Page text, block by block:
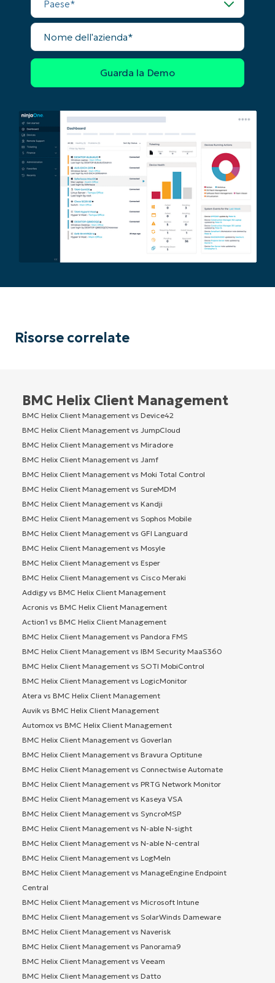
Nome
dell'azienda
Risorse correlate
BMC Helix Client Management
BMC Helix Client Management vs Device42
BMC Helix Client Management vs JumpCloud
BMC Helix Client Management vs Miradore
BMC Helix Client Management vs Jamf
BMC Helix Client Management vs Moki Total Control
BMC Helix Client Management vs SureMDM
BMC Helix Client Management vs Kandji
BMC Helix Client Management vs Sophos Mobile
BMC Helix Client Management vs GFI Languard
BMC Helix Client Management vs Mosyle
BMC Helix Client Management vs Esper
BMC Helix Client Management vs Cisco Meraki
Addigy vs BMC Helix Client Management
Acronis vs BMC Helix Client Management
Action1 vs BMC Helix Client Management
BMC Helix Client Management vs Pandora FMS
BMC Helix Client Management vs IBM Security MaaS360
BMC Helix Client Management vs SOTI MobiControl
BMC Helix Client Management vs LogicMonitor
Atera vs BMC Helix Client Management
Auvik vs BMC Helix Client Management
Automox vs BMC Helix Client Management
BMC Helix Client Management vs Goverlan
BMC Helix Client Management vs Bravura Optitune
BMC Helix Client Management vs Connectwise Automate
BMC Helix Client Management vs PRTG Network Monitor
BMC Helix Client Management vs Kaseya VSA
BMC Helix Client Management vs SyncroMSP
BMC Helix Client Management vs N-able N-sight
BMC Helix Client Management vs N-able N-central
BMC Helix Client Management vs LogMeIn
BMC Helix Client Management vs ManageEngine Endpoint
Central
BMC Helix Client Management vs Microsoft Intune
BMC Helix Client Management vs SolarWinds Dameware
BMC Helix Client Management vs Naverisk
BMC Helix Client Management vs Panorama9
BMC Helix Client Management vs Veeam
BMC Helix Client Management vs Datto